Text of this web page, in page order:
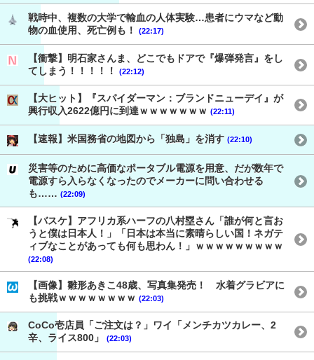
戦時中、複数の大学で輸血の人体実験…患者にウマなど動
物の血使用、死亡例も！
(22:17)
【衝撃】明石家さんま、どこでもドアで『爆弾発言』をし
てしまう！！！！！
(22:12)
【大ヒット】『スパイダーマン：ブランドニューデイ』が
興行収入2622億円に到達ｗｗｗｗｗｗｗ (22:11)
【速報】米国務省の地図から「独島」を消す (22:10)
災害等のために高価なポータブル電源を用意、だが数年で
電源すら入らなくなったのでメーカーに問い合わせる
も…… (22:09)
【バスケ】アフリカ系ハーフの八村塁さん「誰が何と言お
うと僕は日本人！」「日本は本当に素晴らしい国！ネガテ
ィブなことがあっても何も思わん！」ｗｗｗｗｗｗｗｗｗ
(22:08)
【画像】雛形あきこ48歳、写真集発売！ 水着グラビアに
も挑戦ｗｗｗｗｗｗｗｗ (22:03)
CoCo壱店員「ご注文は？」ワイ「メンチカツカレー、2
辛、ライス800」
(22:03)